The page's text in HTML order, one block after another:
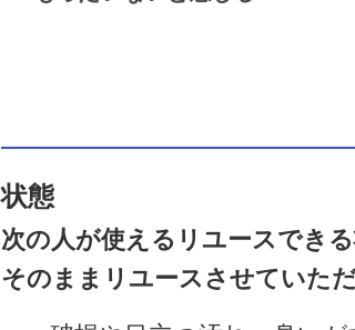
状態
次の人が使えるリユースでき
そのままリユースさせていた